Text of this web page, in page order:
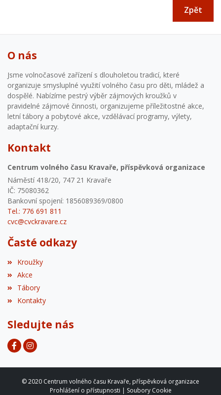
Zpět
O nás
Jsme volnočasové zařízení s dlouholetou tradicí, které
organizuje smysluplné využití volného času pro děti, mládež a
dospělé. Nabízíme pestrý výběr zájmových kroužků v
pravidelné zájmové činnosti, organizujeme příležitostné akce,
letní tábory a pobytové akce, vzdělávací programy, výlety,
adaptační kurzy.
Kontakt
Centrum volného času Kravaře, příspěvková organizace
Náměstí 418/20, 747 21 Kravaře
IČ: 75080362
Bankovní spojení: 1856089369/0800
Tel.: 776 691 811
cvc@cvckravare.cz
Časté odkazy
Kroužky
Akce
Tábory
Kontakty
Sledujte nás
© 2020 Centrum volného času Kravaře, příspěvková organizace
Prohlášení o přístupnosti | Soubory Cookie